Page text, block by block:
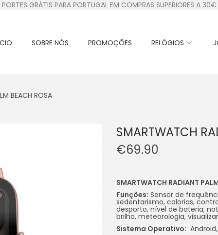
PORTES GRÁTIS PARA PORTUGAL EM COMPRAS SUPERIORES A 30€
SOBRE NÓS PROMOÇÕES RELÓGIOS
BEACH ROSA
SMARTWATCH
€69.90
SMARTWATCH RADIANT
Funções: Sensor de
sedentarismo, calorias,
desporto, nível de bateria,
brilho, meteorologia,
Sistema Operativo: